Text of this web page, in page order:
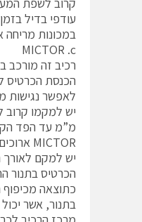
עודפי בדיל
במכונות מריחה
MICTOR .c
הכנסת הכרטיס
לאפשר נגישות
מ”מ עד הפד
יש למקם לאורך
הכרטיס בתנור
כתוצאה
בתנור, אשר